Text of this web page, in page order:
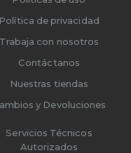
Política de privacidad
Trabaja con nosotros
Contáctanos
Nuestras tiendas
y Devoluciones
Servicios Técnicos
Autorizados